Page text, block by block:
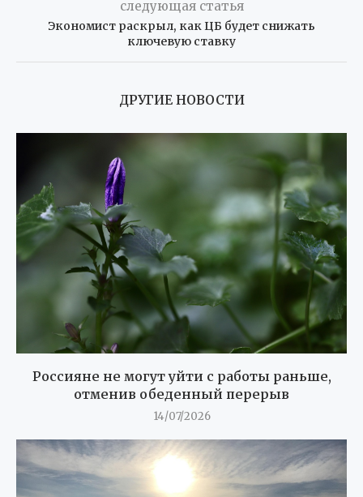
следующая статья
Экономист раскрыл, как ЦБ будет снижать
ключевую ставку
ДРУГИЕ НОВОСТИ
Россияне не могут уйти с работы раньше,
отменив обеденный перерыв
14/07/2026